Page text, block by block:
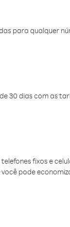
para qualquer
30 dias com as
fixos e
pode